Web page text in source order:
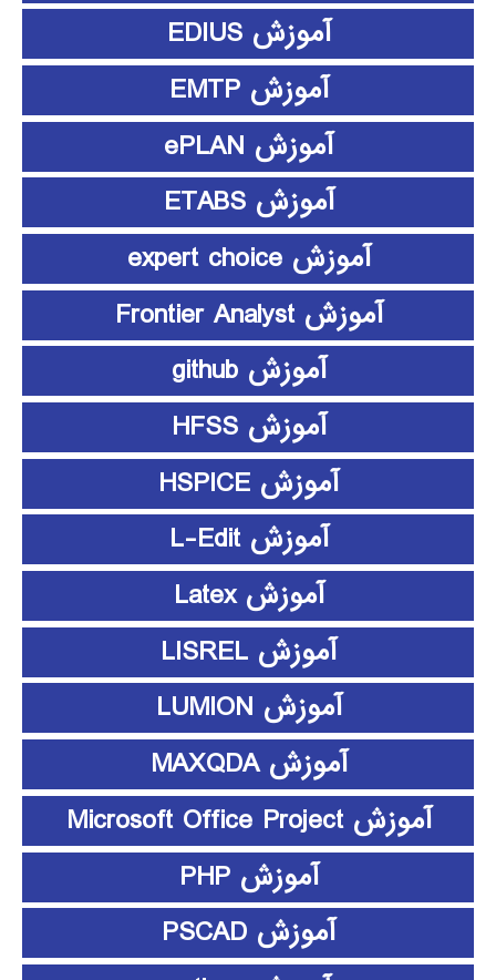
آموزش EDIUS
آموزش EMTP
آموزش ePLAN
آموزش ETABS
آموزش expert choice
آموزش Frontier Analyst
آموزش github
آموزش HFSS
آموزش HSPICE
آموزش L-Edit
آموزش Latex
آموزش LISREL
آموزش LUMION
آموزش MAXQDA
آموزش Microsoft Office Project
آموزش PHP
آموزش PSCAD